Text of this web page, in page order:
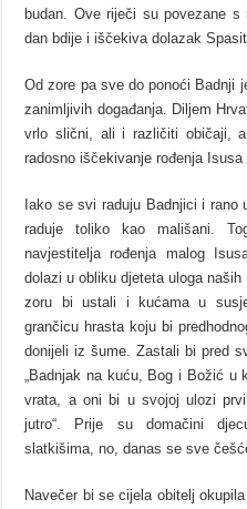
budan. Ove riječi su povezane s
dan bdije i iščekiva dolazak
Od zore pa sve do ponoći Badnji
zanimljivih događanja. Diljem
vrlo slični, ali i različiti običaji,
radosno iščekivanje rođenja Isusa
Iako se svi raduju Badnjici i
raduje toliko kao mališani.
navjestitelja rođenja malog
dolazi u obliku djeteta uloga
zoru bi ustali i kućama u
grančicu hrasta koju bi
donijeli iz šume. Zastali bi pred
„Badnjak na kuću, Bog i Božić u
vrata, a oni bi u svojoj ulozi
jutro“. Prije su domačini
slatkišima, no, danas se sve
Navečer bi se cijela obitelj